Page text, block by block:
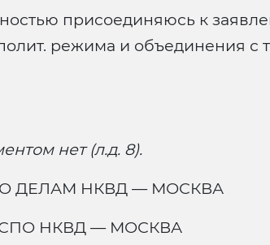
присоединяюсь к
режима и объединения с
нет (л.д. 8).
ДЕЛАМ НКВД — МОСКВА
НКВД — МОСКВА